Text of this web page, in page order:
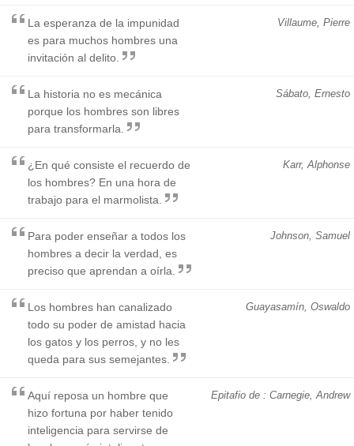
Villaume, Pierre
La esperanza de la impunidad
es para muchos hombres una
invitación al delito.
Sábato, Ernesto
La historia no es mecánica
porque los hombres son libres
para transformarla.
Karr, Alphonse
¿En qué consiste el recuerdo de
los hombres? En una hora de
trabajo para el marmolista.
Johnson, Samuel
Para poder enseñar a todos los
hombres a decir la verdad, es
preciso que aprendan a oírla.
Guayasamín, Oswaldo
Los hombres han canalizado
todo su poder de amistad hacia
los gatos y los perros, y no les
queda para sus semejantes.
Epitafio de : Carnegie, Andrew
Aquí reposa un hombre que
hizo fortuna por haber tenido
inteligencia para servirse de